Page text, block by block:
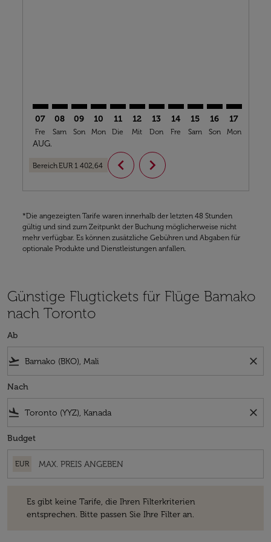
07
Fre
AUG.
08
Sam
09
Son
10
Mon
11
Die
12
Mit
13
Don
14
Fre
15
Sam
16
Son
17
Mon
BereichEUR 1 402,64 chevron_left chevron_right
*Die angezeigten Tarife waren innerhalb der letzten 48 Stunden
gültig und sind zum Zeitpunkt der Buchung möglicherweise nicht
mehr verfügbar. Es können zusätzliche Gebühren und Abgaben für
optionale Produkte und Dienstleistungen anfallen.
Günstige Flugtickets für Flüge Bamako
nach Toronto
Ab
flight_takeoff close
Nach
flight_land close
Budget
EUR
Es gibt keine Tarife, die Ihren Filterkriterien
entsprechen. Bitte passen Sie Ihre Filter an.